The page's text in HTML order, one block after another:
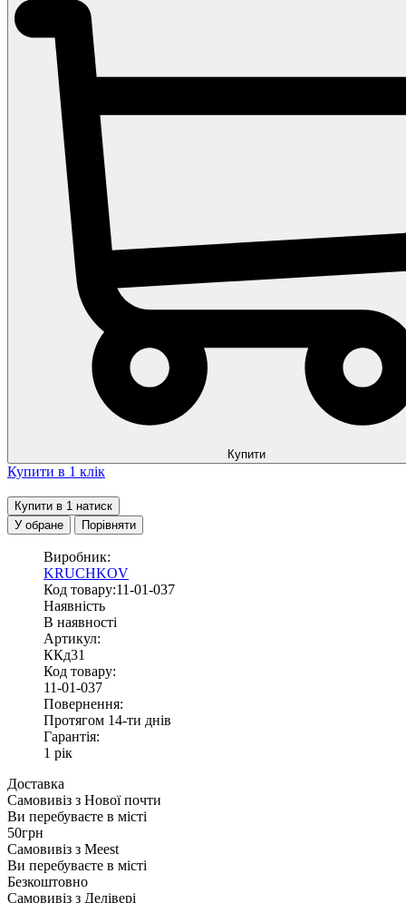
Купити
Купити в 1 клік
Купити в 1 натиск
У обране
Порівняти
Виробник:
KRUCHKOV
Код товару:11-01-037
Наявність
В наявності
Артикул:
ККд31
Код товару:
11-01-037
Повернення:
Протягом 14-ти днів
Гарантія:
1 рік
Доставка
Самовивіз з Нової почти
Ви перебуваєте в місті
50грн
Самовивіз з Meest
Ви перебуваєте в місті
Безкоштовно
Самовивіз з Делівері